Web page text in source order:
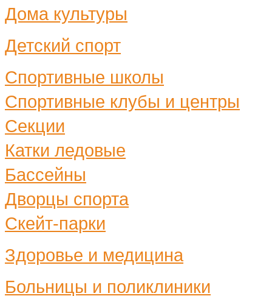
Дома культуры
Детский спорт
Спортивные школы
Спортивные клубы и центры
Секции
Катки ледовые
Бассейны
Дворцы спорта
Скейт-парки
Здоровье и медицина
Больницы и поликлиники